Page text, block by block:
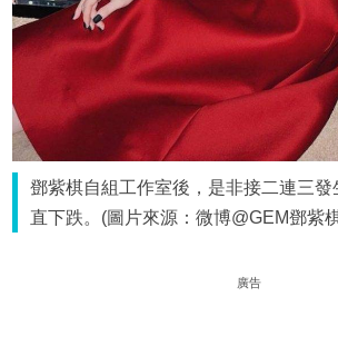
鄧紫棋自組工作室後，是非接二連三發
直下跌。(圖片來源：微博@GEM鄧紫
廣告